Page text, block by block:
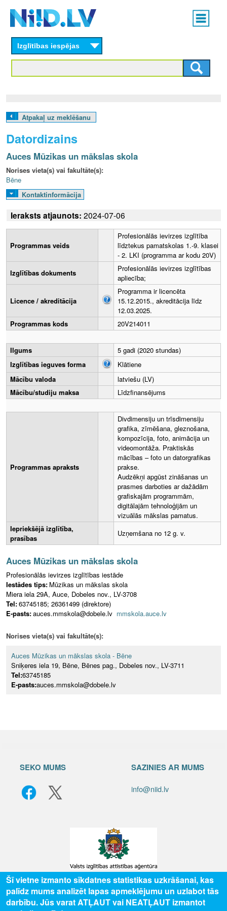
content
Main
menu
L
V
Izglītības iespējas
Atpakaļ uz meklēšanu
Datordizains
Auces Mūzikas un mākslas skola
Norises vieta(s) vai fakultāte(s):
Bēne
Kontaktinformācija
Ieraksts atjaunots: 2024-07-06
Programmas veids
Profesionālās ievirzes izglītība
līdztekus pamatskolas 1.-9. klasei
- 2. LKI (programma ar kodu 20V)
Izglītības dokuments
Profesionālās ievirzes izglītības
apliecība;
Licence / akreditācija
Programma ir licencēta
15.12.2015., akreditācija līdz
12.03.2025.
Programmas kods
20V214011
Ilgums
5 gadi (2020 stundas)
Izglītības ieguves forma
Klātiene
Mācību valoda
latviešu (LV)
Mācību/studiju maksa
Līdzfinansējums
Programmas apraksts
Divdimensiju un trīsdimensiju
grafika, zīmēšana, gleznošana,
kompozīcija, foto, animācija un
videomontāža. Praktiskās
mācības – foto un datorgrafikas
prakse.
Audzēkņi apgūst zināšanas un
prasmes darboties ar dažādām
grafiskajām programmām,
digitālajām tehnoloģijām un
vizuālās mākslas pamatus.
Iepriekšējā izglītība,
prasības
Uzņemšana no 12 g. v.
Auces Mūzikas un mākslas skola
Profesionālās ievirzes izglītības iestāde
Iestādes tips: Mūzikas un mākslas skola
Miera iela 29A, Auce, Dobeles nov., LV-3708
Tel:63745185; 26361499 (direktore)
E-pasts:auces.mmskola@dobele.lv mmskola.auce.lv
Norises vieta(s) vai fakultāte(s):
Auces Mūzikas un mākslas skola - Bēne
Sniķeres iela 19, Bēne, Bēnes pag., Dobeles nov., LV-3711
Tel:63745185
E-pasts:auces.mmskola@dobele.lv
SEKO MUMS SAZINIES AR MUMS
info@niid.lv
© 2025 Valsts izglītības attīstības aģentūra, publicētā satura visas tiesības
aizsargātas.
Šī vietne izmanto sīkdatnes statistikas uzkrāšanai, kas
palīdz mums analizēt lapas apmeklējumu un uzlabot tās
darbību. Jūs varat ATĻAUT vai NEATĻAUT izmantot